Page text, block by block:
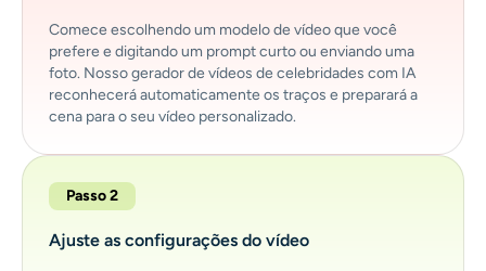
Comece escolhendo um modelo de vídeo que você
prefere e digitando um prompt curto ou enviando uma
foto. Nosso gerador de vídeos de celebridades com IA
reconhecerá automaticamente os traços e preparará a
cena para o seu vídeo personalizado.
Passo 2
Ajuste as configurações do vídeo